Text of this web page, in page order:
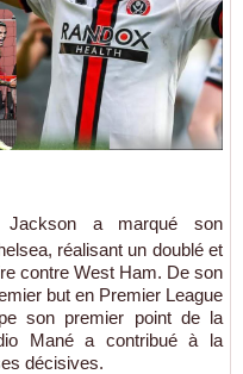
Jackson a marqué son
réalisant un doublé et
contre West Ham. De son
but en Premier League
son premier point de la
Mané a contribué à la
décisives.